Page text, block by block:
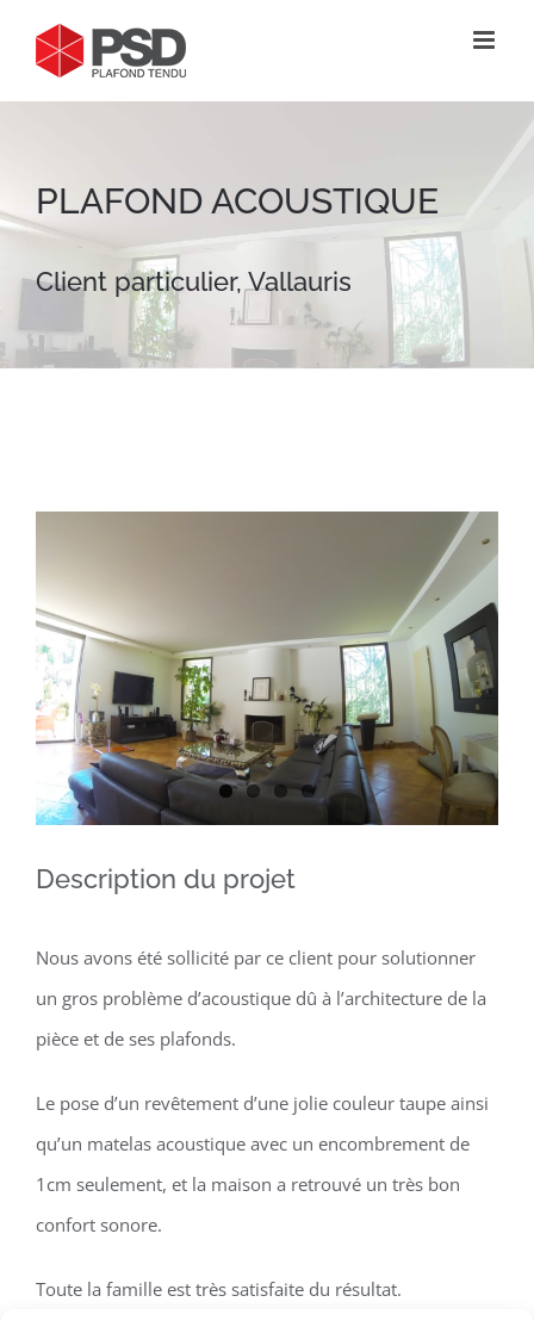
contenu
PLAFOND ACOUSTIQUE
Client particulier, Vallauris
Image
Description du projet
Nous avons été sollicité par ce client pour solutionner
un gros problème d’acoustique dû à l’architecture de la
pièce et de ses plafonds.
Le pose d’un revêtement d’une jolie couleur taupe ainsi
qu’un matelas acoustique avec un encombrement de
1cm seulement, et la maison a retrouvé un très bon
confort sonore.
Toute la famille est très satisfaite du résultat.